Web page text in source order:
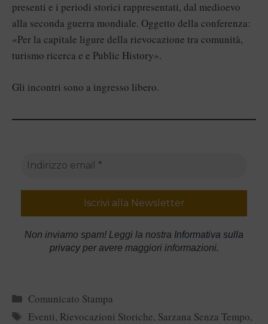
presenti e i periodi storici rappresentati, dal medioevo
alla seconda guerra mondiale. Oggetto della conferenza:
«Per la capitale ligure della rievocazione tra comunità,
turismo ricerca e e Public History».
Gli incontri sono a ingresso libero.
Non inviamo spam! Leggi la nostra Informativa sulla
privacyper avere maggiori informazioni.
Categorie
Comunicato Stampa
Tag
Eventi, Rievocazioni Storiche, Sarzana Senza Tempo,